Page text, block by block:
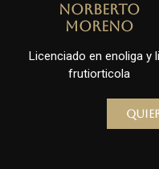
Norberto
Moreno
Licenciado en enoliga y
frutiorticola